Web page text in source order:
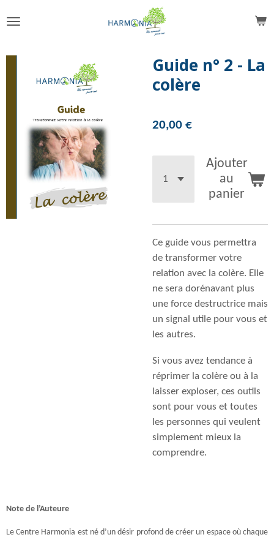
au
principal
Guide n° 2 - La
colère
20,00 €
Ajouter
au
panier
Ce guide vous permettra
de transformer votre
relation avec la colère. Elle
ne sera dorénavant plus
une force destructrice mais
un signal utile pour vous et
les autres.
Si vous avez tendance à
réprimer la colère ou à la
laisser exploser, ces outils
sont pour vous et toutes
les personnes qui veulent
simplement mieux la
comprendre.
Note de l’Auteure
Le Centre Harmonia est né d’un désir profond de créer un espace où chaque